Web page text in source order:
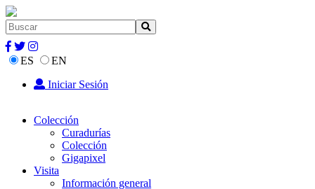
ES
EN
Iniciar Sesión
Colección
Curadurías
Colección
Gigapixel
Visita
Información general